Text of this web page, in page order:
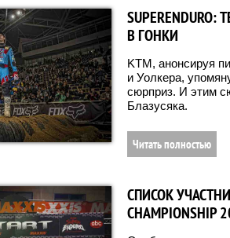
В ГОНКИ
KTM, анонсируя
и Уолкера,
сюрприз. И этим
Блазусяка.
Читать полностью
СПИСОК
CHAMPIONSHIP